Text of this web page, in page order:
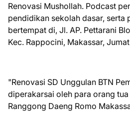
Renovasi Mushollah. Podcast
pendidikan sekolah dasar, serta
bertempat di, Jl. AP. Pettarani
Kec. Rappocini, Makassar,
"Renovasi SD Unggulan BTN
diperakarsai oleh para orang
Ranggong Daeng Romo